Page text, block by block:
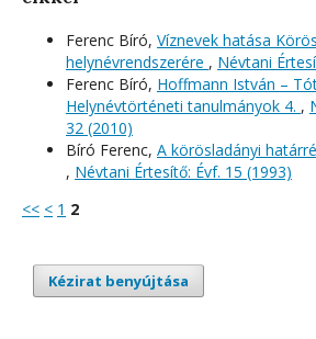
Ferenc Bíró, Víznevek hatása
helynévrendszerére , Névtani
Ferenc Bíró, Hoffmann István –
Helynévtörténeti tanulmányok 4. ,
32 (2010)
Bíró Ferenc, A körösladányi
, Névtani Értesítő: Évf. 15 (1993)
<< < 1 2
Kézirat benyújtása